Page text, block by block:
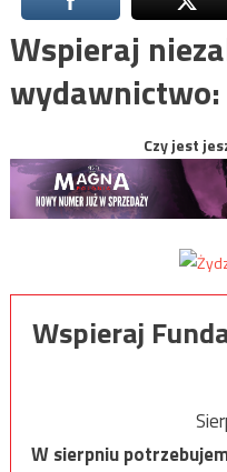
Wspieraj
wydawnictwo:
Czy jest
Wspieraj
W sierpniu